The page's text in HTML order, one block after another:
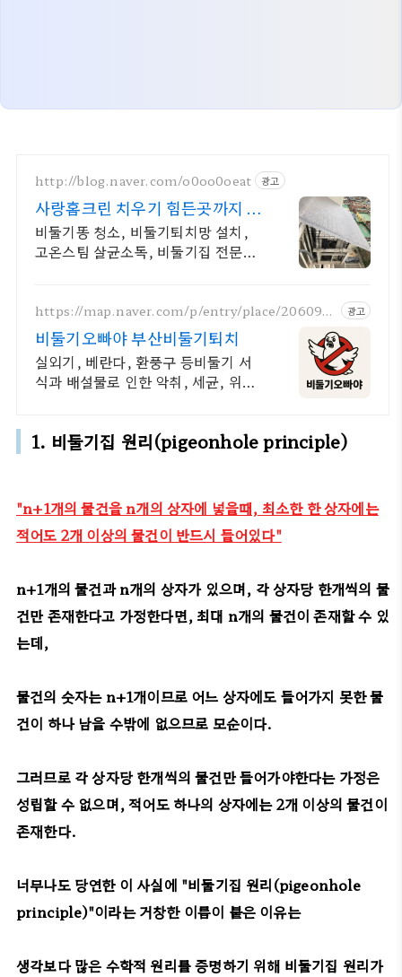
http://blog.naver.com/o0oo0oeat 광고
사랑홈크린 치우기 힘든곳까지 고
객만족!
비둘기똥 청소, 비둘기퇴치망 설치,
고온스팀 살균소독, 비둘기집 전문업
https://map.naver.com/p/entry/place/2060951
광고
비둘기오빠야 부산비둘기퇴치
실외기, 베란다, 환풍구 등비둘기 서
식과 배설물로 인한 악취, 세균, 위생
1. 비둘기집 원리(pigeonhole principle)
"n+1개의 물건을 n개의 상자에 넣을때, 최소한 한 상자에는
적어도 2개 이상의 물건이 반드시 들어있다"
n+1개의 물건과 n개의 상자가 있으며, 각 상자당 한개씩의 물
건만 존재한다고 가정한다면, 최대 n개의 물건이 존재할 수 있
는데,
물건의 숫자는 n+1개이므로 어느 상자에도 들어가지 못한 물
건이 하나 남을 수밖에 없으므로 모순이다.
그러므로 각 상자당 한개씩의 물건만 들어가야한다는 가정은
성립할 수 없으며, 적어도 하나의 상자에는 2개 이상의 물건이
존재한다.
너무나도 당연한 이 사실에 "비둘기집 원리(pigeonhole
principle)"이라는 거창한 이름이 붙은 이유는
생각보다많은 수학적 원리를 증명하기 위해 비둘기집 원리가